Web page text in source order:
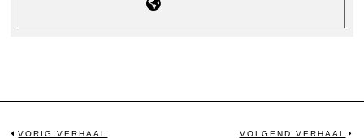
VORIG VERHAAL VOLGEND VERHAAL